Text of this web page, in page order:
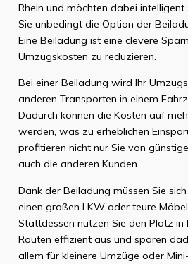
Rhein und möchten dabei intelligent
Sie unbedingt die Option der
Eine Beiladung ist eine clevere
Umzugskosten zu reduzieren.
Bei einer Beiladung wird Ihr
anderen Transporten in einem
Dadurch können die Kosten auf
werden, was zu erheblichen
profitieren nicht nur Sie von
auch die anderen Kunden.
Dank der Beiladung müssen Sie
einen großen LKW oder teure
Stattdessen nutzen Sie den Platz
Routen effizient aus und sparen
allem für kleinere Umzüge oder